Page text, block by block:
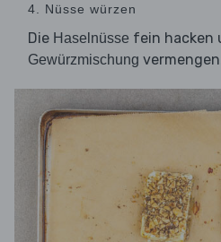
4. Nüsse würzen
Die Haselnüsse fein hacken
Gewürzmischung